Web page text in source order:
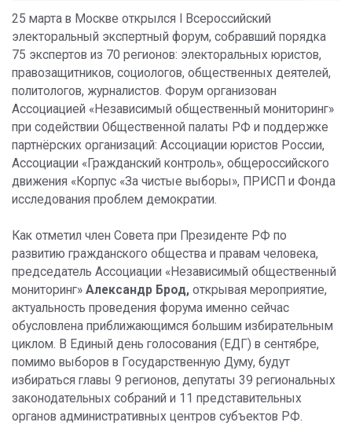
25 марта в Москве открылся I Всероссийский
электоральный экспертный форум, собравший порядка
75 экспертов из 70 регионов: электоральных юристов,
правозащитников, социологов, общественных деятелей,
политологов, журналистов. Форум организован
Ассоциацией «Независимый общественный мониторинг»
при содействии Общественной палаты РФ и поддержке
партнёрских организаций: Ассоциации юристов России,
Ассоциации «Гражданский контроль», общероссийского
движения «Корпус «За чистые выборы», ПРИСП и Фонда
исследования проблем демократии.
Как отметил член Совета при Президенте РФ по
развитию гражданского общества и правам человека,
председатель Ассоциации «Независимый общественный
мониторинг» Александр Брод, открывая мероприятие,
актуальность проведения форума именно сейчас
обусловлена приближающимся большим избирательным
циклом. В Единый день голосования (ЕДГ) в сентябре,
помимо выборов в Государственную Думу, будут
избираться главы 9 регионов, депутаты 39 региональных
законодательных собраний и 11 представительных
органов административных центров субъектов РФ.